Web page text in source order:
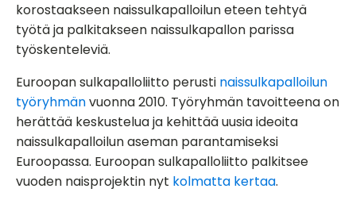
korostaakseen naissulkapalloilun eteen tehtyä
työtä ja palkitakseen naissulkapallon parissa
työskenteleviä.
Euroopan sulkapalloliitto perusti naissulkapalloilun
työryhmänvuonna 2010. Työryhmän tavoitteena on
herättää keskustelua ja kehittää uusia ideoita
naissulkapalloilun aseman parantamiseksi
Euroopassa. Euroopan sulkapalloliitto palkitsee
vuoden naisprojektin nyt kolmatta kertaa.